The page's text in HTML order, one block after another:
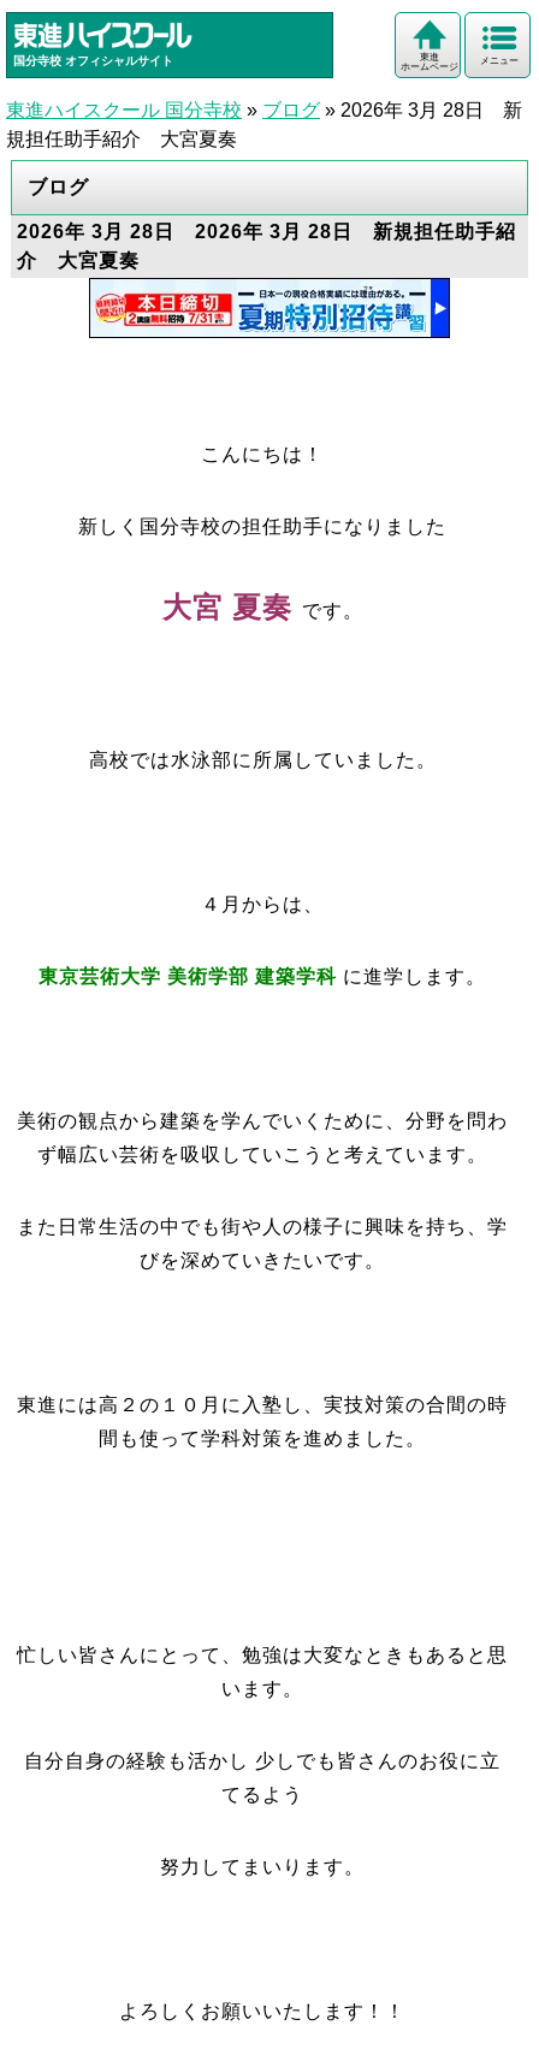
国分寺校 オフィシャルサイト メニュー
東進
ホームページ
東進ハイスクール 国分寺校 » ブログ » 2026年 3月 28日 新
規担任助手紹介 大宮夏奏
ブログ
2026年 3月 28日 2026年 3月 28日 新規担任助手紹
介 大宮夏奏
こんにちは！
新しく国分寺校の担任助手になりました
大宮 夏奏 です。
高校では水泳部に所属していました。
４月からは、
東京芸術大学 美術学部 建築学科 に進学します。
美術の観点から建築を学んでいくために、分野を問わ
ず幅広い芸術を吸収していこうと考えています。
また日常生活の中でも街や人の様子に興味を持ち、学
びを深めていきたいです。
東進には高２の１０月に入塾し、実技対策の合間の時
間も使って学科対策を進めました。
忙しい皆さんにとって、勉強は大変なときもあると思
います。
自分自身の経験も活かし 少しでも皆さんのお役に立
てるよう
努力してまいります。
よろしくお願いいたします！！